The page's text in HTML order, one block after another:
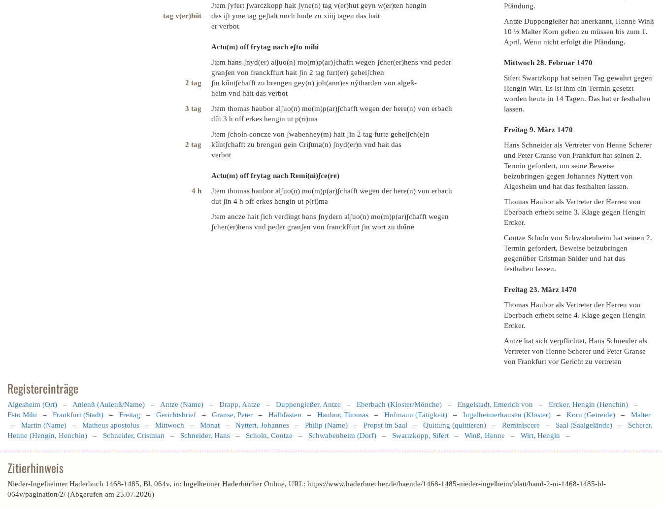
Jtem ʃyfert ʃwarczkopp hait ʃyne(n) tag v(er)hut geyn w(er)ten hengin
tag v(er)hűt
des iʃt yme tag geʃtalt noch hude zu xiiij tagen das hait
er verbot
Actu(m) off frytag nach eʃto mihi
Jtem hans ʃnyd(er) alʃuo(n) mo(m)p(ar)ʃchafft wegen ʃcher(er)hens vnd peder
granʃen von franckffurt hait ʃin 2 tag furt(er) geheiʃchen
2 tag
ʃin kűntʃchafft zu brengen gey(n) joh(ann)es nýtharden von algeß-
heim vnd hait das verbot
3 tag
Jtem thomas haubor alʃuo(n) mo(m)p(ar)ʃchafft wegen der here(n) von erbach
dűt 3 h off erkes hengin ut p(ri)ma
Jtem ʃcholn concze von ʃwabenhey(m) hait ʃin 2 tag furte geheiʃch(e)n
2 tag
kűntʃchafft zu brengen gein Criʃtma(n) ʃnyd(er)n vnd hait das
verbot
Actu(m) off frytag nach Remi(ni)ʃce(re)
4 h
Jtem thomas haubor alʃuo(n) mo(m)p(ar)ʃchafft wegen der here(n) von erbach
dut ʃin 4 h off erkes hengin ut p(ri)ma
Jtem ancze hait ʃich verdingt hans ʃnydern alʃuo(n) mo(m)p(ar)ʃchafft wegen
ʃcher(er)hens vnd peder granʃen von franckffurt ʃin wort zu thűne
Pfändung.
Antze Duppengießer hat anerkannt, Henne Winß
10 ½ Malter Korn geben zu müssen bis zum 1.
April. Wenn nicht erfolgt die Pfändung.
Mittwoch 28. Februar 1470
Sifert Swartzkopp hat seinen Tag gewahrt gegen
Hengin Wirt. Es ist ihm ein Termin gesetzt
worden heute in 14 Tagen. Das hat er festhalten
lassen.
Freitag 9. März 1470
Hans Schneider als Vertreter von Henne Scherer
und Peter Granse von Frankfurt hat seinen 2.
Termin gefordert, um seine Beweise
beizubringen gegen Johannes Nyttert von
Algesheim und hat das festhalten lassen.
Thomas Haubor als Vertreter der Herren von
Eberbach erhebt seine 3. Klage gegen Hengin
Ercker.
Contze Scholn von Schwabenheim hat seinen 2.
Termin gefordert, Beweise beizubringen
gegenüber Cristman Snider und hat das
festhalten lassen.
Freitag 23. März 1470
Thomas Haubor als Vertreter der Herren von
Eberbach erhebt seine 4. Klage gegen Hengin
Ercker.
Antze hat sich verpflichtet, Hans Schneider als
Vertreter von Henne Scherer und Peter Granse
von Frankfurt vor Gericht zu vertreten
Registereinträge
Algesheim (Ort) – Anlenß (Aulenß/Name) – Antze (Name) – Drapp, Antze – Duppengießer, Antze – Eberbach (Kloster/Mönche) – Engelstadt, Emerich von – Ercker, Hengin (Henchin) –
Esto Mihi – Frankfurt (Stadt) – Freitag – Gerichtsbrief – Granse, Peter – Halbfasten – Haubor, Thomas – Hofmann (Tätigkeit) – Ingelheimerhausen (Kloster) – Korn (Getreide) – Malter
– Martin (Name) – Matheus apostolus – Mittwoch – Monat – Nyttert, Johannes – Philip (Name) – Propst im Saal – Quittung (quittieren) – Reminiscere – Saal (Saalgelände) – Scherer,
Henne (Hengin, Henchin) – Schneider, Cristman – Schneider, Hans – Scholn, Contze – Schwabenheim (Dorf) – Swartzkopp, Sifert – Winß, Henne – Wirt, Hengin –
Zitierhinweis
Nieder-Ingelheimer Haderbuch 1468-1485, Bl. 064v, in: Ingelheimer Haderbücher Online, URL: https://www.haderbuecher.de/baende/1468-1485-nieder-ingelheim/blatt/band-2-ni-1468-1485-bl-
064v/pagination/2/ (Abgerufen am 25.07.2026)